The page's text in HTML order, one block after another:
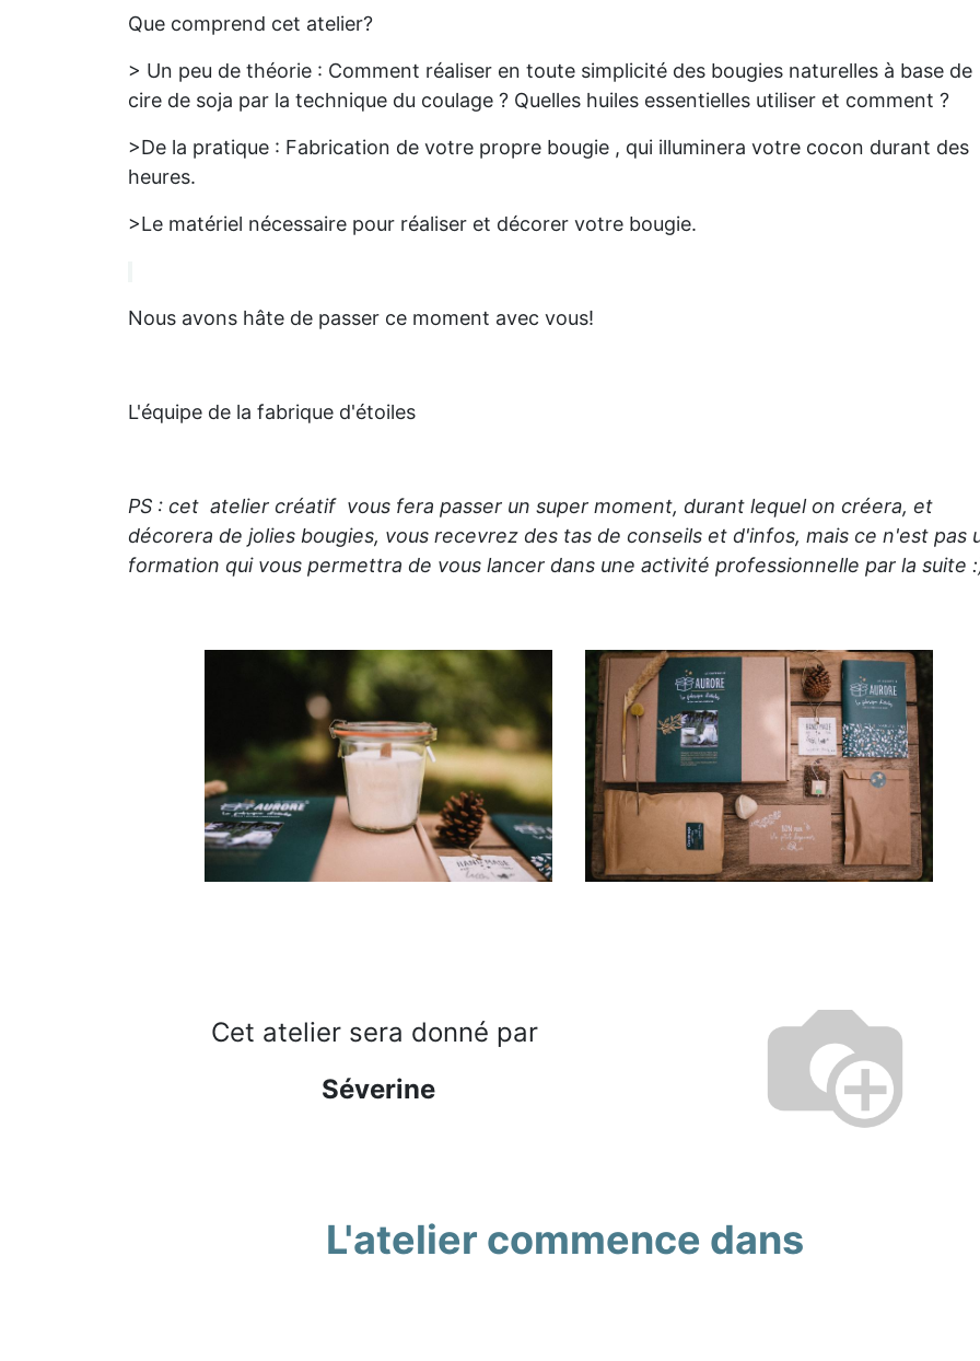
Que comprend cet atelier?
> Un peu de théorie : Comment réaliser en toute simplicité des bougies naturelles à base de
cire de soja par la technique du coulage ? Quelles huiles essentielles utiliser et comment ?
>De la pratique : Fabrication de votre propre bougie , qui illuminera votre cocon durant des
heures.
>Le matériel nécessaire pour réaliser et décorer votre bougie.
Nous avons hâte de passer ce moment avec vous!
L'équipe de la fabrique d'étoiles
PS : cet atelier créatif vous fera passer un super moment, durant lequel on créera, et
décorera de jolies bougies, vous recevrez des tas de conseils et d'infos, mais ce n'est pas
formation qui vous permettra de vous lancer dans une activité professionnelle par la suite
Cet atelier sera donné par
Séverine
L'atelier commence dans